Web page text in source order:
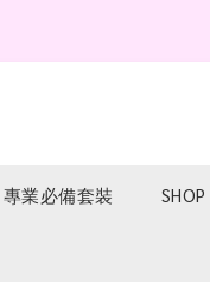
專業必備套裝 SHOP